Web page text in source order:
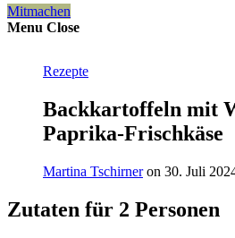
Mitmachen
Menu Close
Rezepte
Backkartoffeln mit
Paprika-Frischkäse
Martina Tschirneron 30. Juli
Zutaten für 2 Personen